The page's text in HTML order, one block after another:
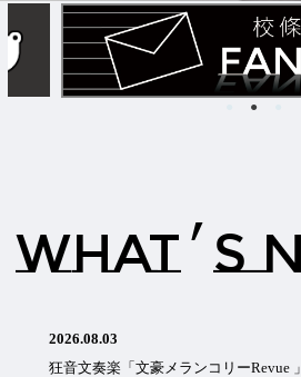
WHAT’S
2026.08.03
狂音文奏楽「文豪メランコリーRevue